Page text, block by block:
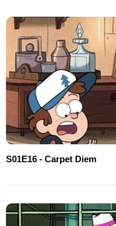
S01E16 - Carpet Diem